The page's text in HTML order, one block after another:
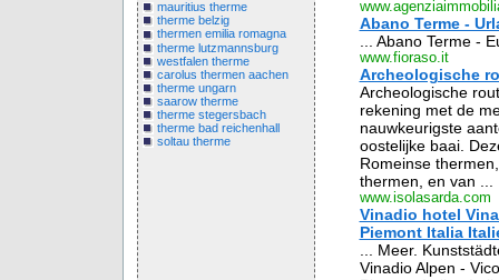
mauritius therme
therme belzig
thermen emilia romagna
therme lutzmannsburg
westfalen therme
carolus thermen aachen
therme ungarn
saarow therme
therme stegersbach
therme bad reichenhall
soltau therme
Abano Terme -
... Abano Terme -
www.fioraso.it
Archeologische
Archeologische
rekening met de
nauwkeurigste
oostelijke baai.
Romeinse
thermen, en van ...
www.isolasarda.com
Vinadio hotel
Piemont Italia
... Meer.
Vinadio Alpen -